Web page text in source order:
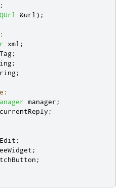
QUrl &url );
xml ;
;
;
;
manager ;
currentReply ;
;
;
;